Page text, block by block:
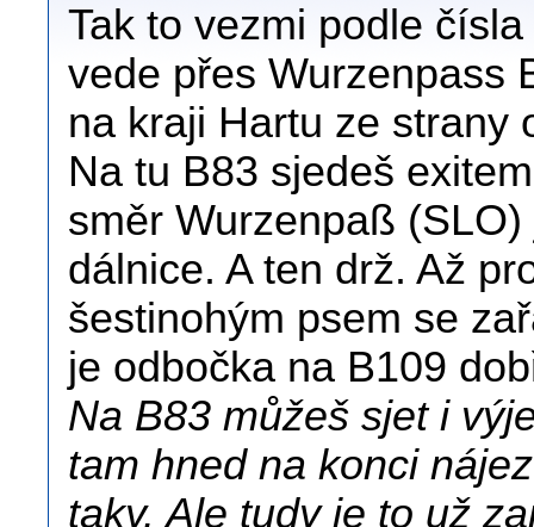
Tak to vezmi podle
vede přes Wurzenpass
na kraji Hartu ze strany
Na tu B83 sjedeš
směr Wurzenpaß
dálnice. A ten drž. Až
šestinohým psem se
je odbočka na B109
Na B83 můžeš sjet i
tam hned na konci
taky. Ale tudy je to už